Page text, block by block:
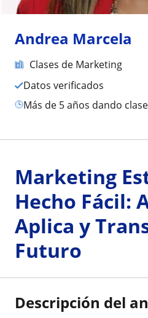
Andrea Marcela
Clases de Marketing
Datos verificados
más de 5 años dando clase
Marketing
Hecho Fácil:
Aplica y
Futuro
Descripción del